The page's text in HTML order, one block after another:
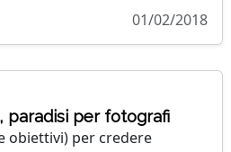
01/02/2018
paradisi per fotografi
obiettivi) per credere